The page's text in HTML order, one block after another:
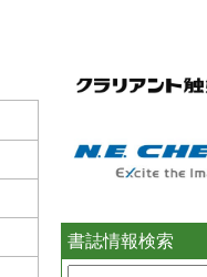
書誌情報検索